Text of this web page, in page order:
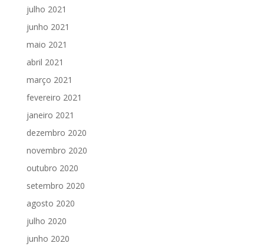
julho 2021
junho 2021
maio 2021
abril 2021
março 2021
fevereiro 2021
janeiro 2021
dezembro 2020
novembro 2020
outubro 2020
setembro 2020
agosto 2020
julho 2020
junho 2020